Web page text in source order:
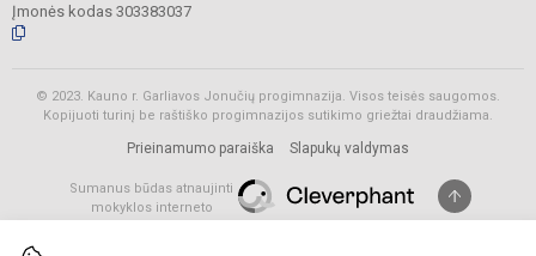
Įmonės kodas 303383037
© 2023. Kauno r. Garliavos Jonučių progimnazija. Visos teisės saugomos.
Kopijuoti turinį be raštiško progimnazijos sutikimo griežtai draudžiama.
Prieinamumo paraiška Slapukų valdymas
Sumanus būdas atnaujinti
mokyklos interneto